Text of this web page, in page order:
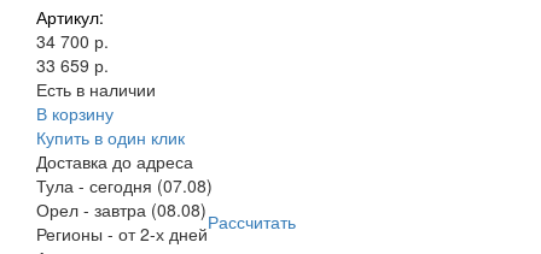
Артикул:
34 700 р.
33 659 р.
Есть в наличии
В корзину
Купить в один клик
Доставка до адреса
Тула - сегодня (07.08)
Орел - завтра (08.08)Рассчитать
Регионы - от 2-х дней